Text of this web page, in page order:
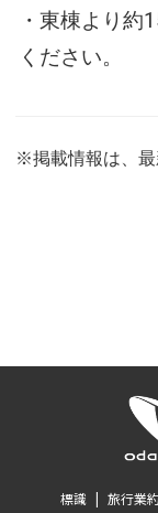
・東棟より約
ください。
※掲載情報は、最
標識 | 旅行業